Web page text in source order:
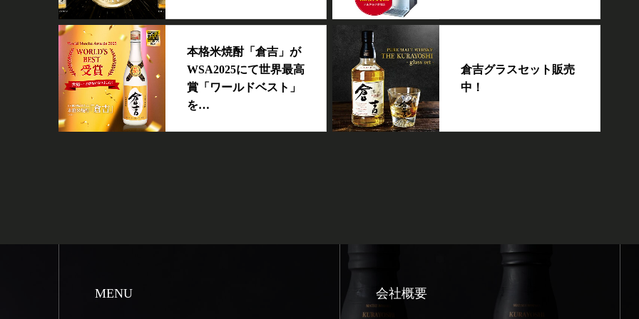
本格米焼酎「倉吉」が
WSA2025にて世界最高
賞「ワールドベスト」
を…
倉吉グラスセット販売
中！
MENU 会社概要